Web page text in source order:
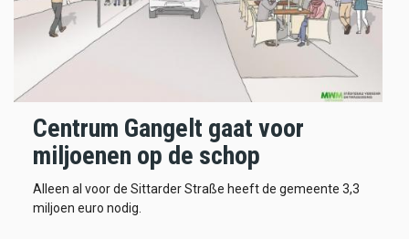
Centrum Gangelt gaat voor
miljoenen op de schop
Alleen al voor de Sittarder Straße heeft de gemeente 3,3
miljoen euro nodig.